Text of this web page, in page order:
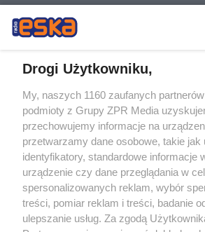
Żaden utwór zamieszczony w serwisie nie może
rozpowszechniany lub dalej rozpowszechniany
tym także elektroniczny lub mechaniczny) na
eksploatacji w jakiejkolwiek formie, włącznie z
Internecie bez pisemnej zgody właściciela praw.
wykorzystanie utworów w całości lub w części z
tzn. bez właściwej zgody, jest zabronione pod
ścigane prawnie.
Drogi Użytkowniku,
My, naszych 1160 zaufanych
podmioty z Grupy ZPR Media
przechowujemy informacje na
przetwarzamy dane osobowe, takie jak
identyfikatory, standardowe informacje
urządzenie czy dane przeglądania w
spersonalizowanych reklam, wybór
treści, pomiar reklam i treści, badanie
ulepszanie usług. Za zgodą